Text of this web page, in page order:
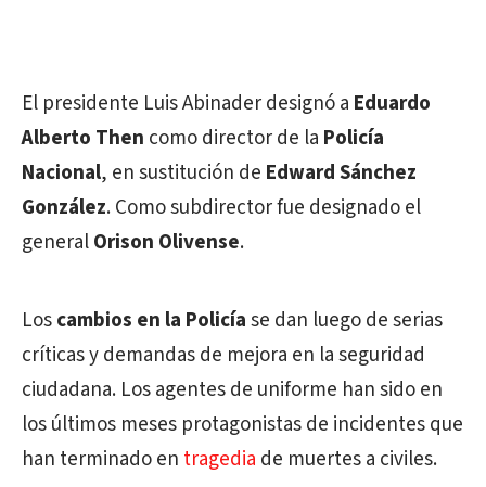
El presidente Luis Abinader designó a Eduardo
Alberto Then como director de la Policía
Nacional, en sustitución de Edward Sánchez
González. Como subdirector fue designado el
generalOrison Olivense.
Loscambios en la Policíase dan luego de serias
críticas y demandas de mejora en la seguridad
ciudadana. Los agentes de uniforme han sido en
los últimos meses protagonistas de incidentes que
han terminado en tragedia de muertes a civiles.